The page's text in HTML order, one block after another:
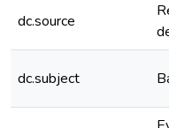
dc.source
dc.subject